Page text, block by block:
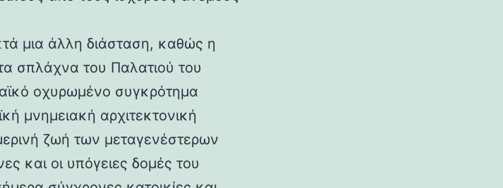
μια άλλη διάσταση, καθώς η
σπλάχνα του Παλατιού του
οχυρωμένο συγκρότημα
μνημειακή αρχιτεκτονική
ζωή των μεταγενέστερων
και οι υπόγειες δομές του